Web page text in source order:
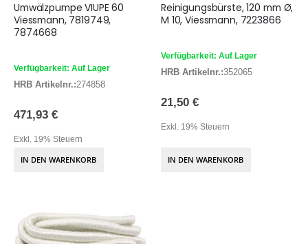
Umwälzpumpe VIUPE 60
Viessmann, 7819749,
7874668
Verfügbarkeit: Auf Lager
HRB Artikelnr.:274858
471,93 €
Exkl. 19% Steuern
IN DEN WARENKORB
Reinigungsbürste, 120 mm Ø,
M 10, Viessmann, 7223866
Verfügbarkeit: Auf Lager
HRB Artikelnr.:352065
21,50 €
Exkl. 19% Steuern
IN DEN WARENKORB